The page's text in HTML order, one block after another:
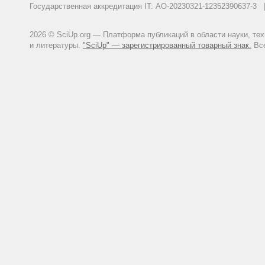
www.pravo.gov.ru. 16.01.2015.
Постановление
ветеринарному и
Государственная аккредитация IT: АО-20230321-
2026 © SciUp.org — Платформа публикаций в области науки,
и литературы. "SciUp" — зарегистрированный товарный знак.